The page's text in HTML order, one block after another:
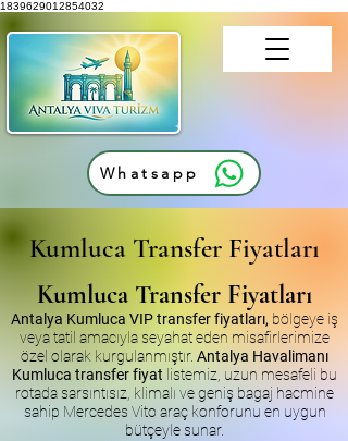
1839629012854032
Whatsapp
Kumluca Transfer Fiyatları
Kumluca Transfer Fiyatları
Antalya Kumluca VIP transfer fiyatları, bölgeye iş
veya tatil amacıyla seyahat eden misafirlerimize
özel olarak kurgulanmıştır. Antalya Havalimanı
Kumluca transfer fiyat listemiz, uzun mesafeli bu
rotada sarsıntısız, klimalı ve geniş bagaj hacmine
sahip Mercedes Vito araç konforunu en uygun
bütçeyle sunar.